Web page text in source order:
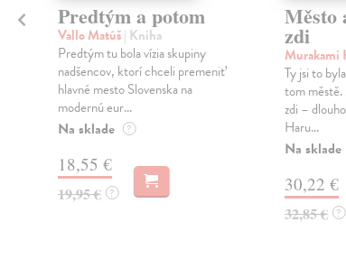
Predtým a potom
Vallo Matúš| Kniha
Predtým tu bola vízia skupiny
nadšencov, ktorí chceli premeniť
hlavné mesto Slovenska na
modernú eur...
Na sklade ?
18,55 €
19,95 € ?
Město
zdi
Murakami
Ty jsi to
tom městě.
zdi –
Haru...
Na sklade
30,22 €
32,85 € ?